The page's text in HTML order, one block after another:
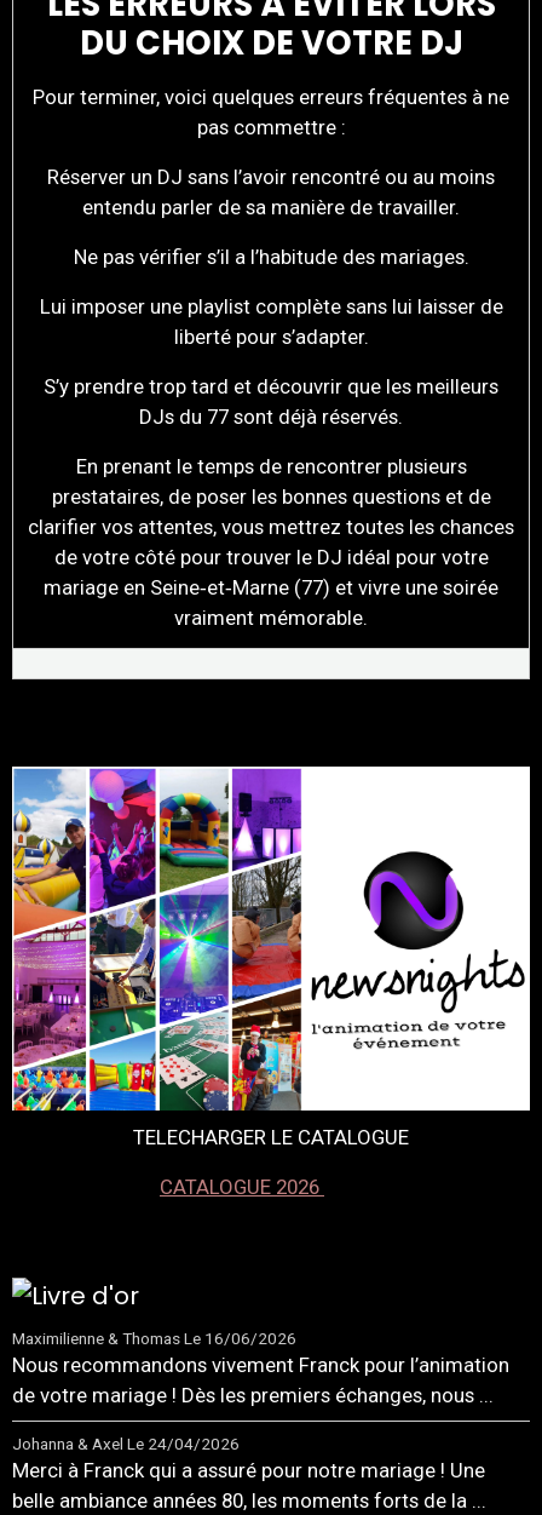
DU CHOIX DE VOTRE DJ
Pour terminer, voici quelques erreurs fréquentes à ne
pas commettre :
Réserver un DJ sans l’avoir rencontré ou au moins
entendu parler de sa manière de travailler.
Ne pas vérifier s’il a l’habitude des mariages.
Lui imposer une playlist complète sans lui laisser de
liberté pour s’adapter.
S’y prendre trop tard et découvrir que les meilleurs
DJs du 77 sont déjà réservés.
En prenant le temps de rencontrer plusieurs
prestataires, de poser les bonnes questions et de
clarifier vos attentes, vous mettrez toutes les chances
de votre côté pour trouver le DJ idéal pour votre
mariage en Seine‑et‑Marne (77) et vivre une soirée
vraiment mémorable.
TELECHARGER LE CATALOGUE
CATALOGUE 2026
Maximilienne & ThomasLe 16/06/2026
Nous recommandons vivement Franck pour l’animation
de votre mariage ! Dès les premiers échanges, nous ...
Johanna & Axel Le 24/04/2026
Merci à Franck qui a assuré pour notre mariage ! Une
belle ambiance années 80, les moments forts de la ...